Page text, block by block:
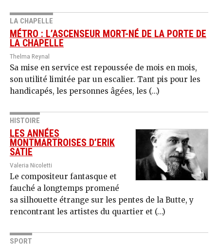
LA CHAPELLE
MÉTRO : L’ASCENSEUR MORT-NÉ DE LA PORTE DE
LA CHAPELLE
Thelma Reynal
Sa mise en service est repoussée de mois en mois,
son utilité limitée par un escalier. Tant pis pour les
handicapés, les personnes âgées, les (…)
HISTOIRE
LES ANNÉES
MONTMARTROISES D’ERIK
SATIE
Valeria Nicoletti
Le compositeur fantasque et
fauché a longtemps promené
sa silhouette étrange sur les pentes de la Butte, y
rencontrant les artistes du quartier et (…)
SPORT